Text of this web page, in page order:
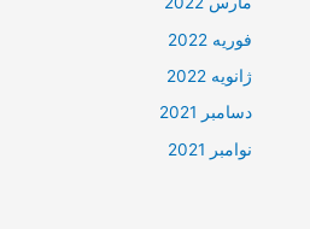
فوریه 2022
ژانویه 2022
دسامبر 2021
نوامبر 2021